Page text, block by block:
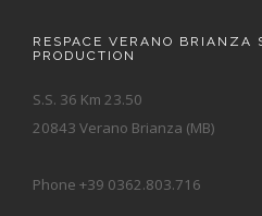
RESPACE VERANO BRIANZA
PRODUCTION
S.S. 36 Km 23.50
20843 Verano Brianza (MB)
Phone +39 0362.803.716